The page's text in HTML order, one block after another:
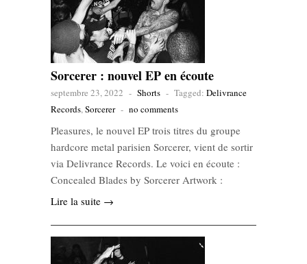
Sorcerer : nouvel EP en écoute
septembre 23, 2022 - Shorts - Tagged: Delivrance
Records,Sorcerer - no comments
Pleasures, le nouvel EP trois titres du groupe
hardcore metal parisien Sorcerer, vient de sortir
via Delivrance Records. Le voici en écoute :
Concealed Blades by Sorcerer Artwork :
Lire la suite →